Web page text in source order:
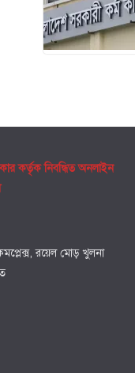
কর্তৃক নিবন্ধিত অনলাইন
রয়েল মোড় খুলনা